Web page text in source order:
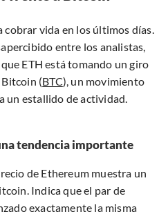
cobrar vida en los últimos días.
entre los analistas,
ETH está tomando un giro
(BTC), un movimiento
un estallido de actividad.
tendencia importante
de Ethereum muestra un
Indica que el par de
exactamente la misma